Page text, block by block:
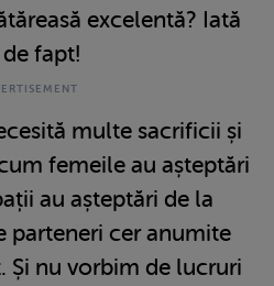
excelentă? Iată
fapt!
multe sacrificii și
femeile au așteptări
au așteptări de la
parteneri cer anumite
Și nu vorbim de lucruri